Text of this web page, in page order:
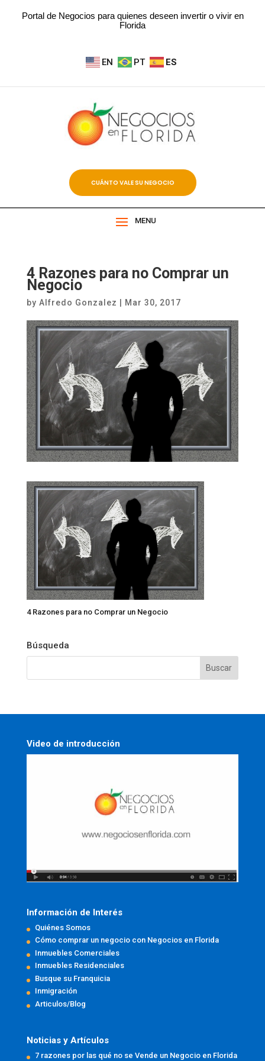
Portal de Negocios para quienes deseen invertir o vivir en
Florida
EN PT ES
CUÁNTO VALE SU NEGOCIO
MENU
4 Razones para no Comprar un
Negocio
by Alfredo Gonzalez Mar 30, 2017
4 Razones para no Comprar un Negocio
Búsqueda
Video de introducción
Información de Interés
Quiénes Somos
Cómo comprar un negocio con Negocios en Florida
Inmuebles Comerciales
Inmuebles Residenciales
Busque su Franquicia
Inmigración
Articulos/Blog
Noticias y Artículos
7 razones por las qué no se Vende un Negocio en Florida